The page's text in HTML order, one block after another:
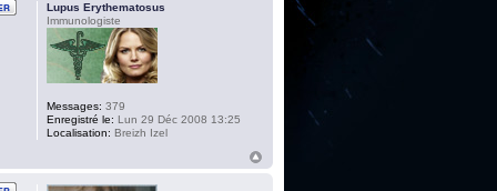
Lupus Erythematosus
Immunologiste
Messages: 379
Enregistré le: Lun 29 Déc 2008 13:25
Localisation: Breizh Izel